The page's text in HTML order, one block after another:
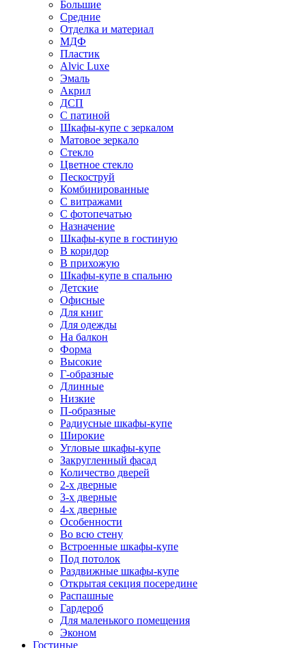
Большие
Средние
Отделка и материал
МДФ
Пластик
Alvic Luxe
Эмаль
Акрил
ДСП
С патиной
Шкафы-купе с зеркалом
Матовое зеркало
Стекло
Цветное стекло
Пескоструй
Комбинированные
С витражами
С фотопечатью
Назначение
Шкафы-купе в гостиную
В коридор
В прихожую
Шкафы-купе в спальню
Детские
Офисные
Для книг
Для одежды
На балкон
Форма
Высокие
Г-образные
Длинные
Низкие
П-образные
Радиусные шкафы-купе
Широкие
Угловые шкафы-купе
Закругленный фасад
Количество дверей
2-х дверные
3-х дверные
4-х дверные
Особенности
Во всю стену
Встроенные шкафы-купе
Под потолок
Раздвижные шкафы-купе
Открытая секция посередине
Распашные
Гардероб
Для маленького помещения
Эконом
Гостиные